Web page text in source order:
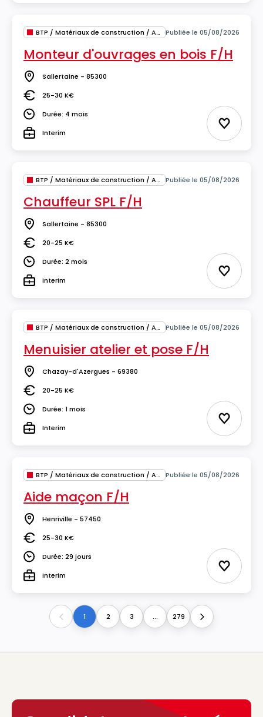
BTP / Matériaux de construction / Architecture Publiée le 05/08/2026
Monteur d'ouvrages en bois F/H
Lieu Sallertaine - 85300
Salaire25-30 K€
DuréeDurée: 4 mois
TypeInterim Ajouter
BTP / Matériaux de construction / Architecture Publiée le 05/08/2026
Chauffeur SPL F/H
Lieu Sallertaine - 85300
Salaire20-25 K€
DuréeDurée: 2 mois
TypeInterim Ajouter
BTP / Matériaux de construction / Architecture Publiée le 05/08/2026
Menuisier atelier et pose F/H
Lieu Chazay-d'Azergues - 69380
Salaire20-25 K€
DuréeDurée: 1 mois
TypeInterim Ajouter
BTP / Matériaux de construction / Architecture Publiée le 05/08/2026
Aide maçon F/H
Lieu Henriville - 57450
Salaire25-30 K€
DuréeDurée: 29 jours
TypeInterim Ajouter
Previous1 2 3 ... 279 Next